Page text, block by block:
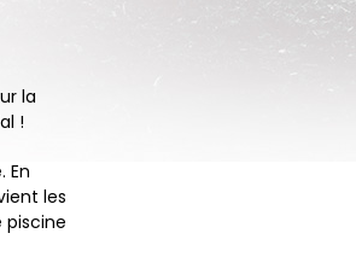
la
!
En
les
piscine